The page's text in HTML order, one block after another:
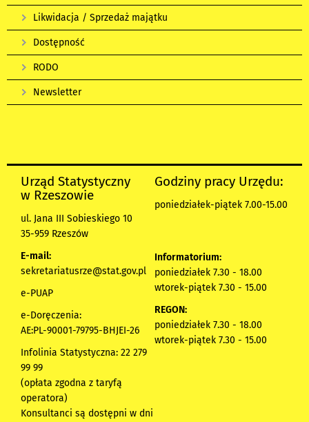
Likwidacja / Sprzedaż majątku
Dostępność
RODO
Newsletter
Urząd Statystyczny
w Rzeszowie
ul. Jana III Sobieskiego 10
35-959 Rzeszów
E-mail:
sekretariatusrze@stat.gov.pl
e-PUAP
e-Doręczenia:
AE:PL-90001-79795-BHJEI-26
Infolinia Statystyczna: 22 279
99 99
(opłata zgodna z taryfą
operatora)
Konsultanci są dostępni w dni
Godziny pracy Urzędu:
poniedziałek-piątek 7.00-15.00
Informatorium:
poniedziałek 7.30 - 18.00
wtorek-piątek 7.30 - 15.00
REGON:
poniedziałek 7.30 - 18.00
wtorek-piątek 7.30 - 15.00